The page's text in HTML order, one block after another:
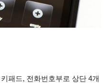
패드, 전화번호부로 상단 4개